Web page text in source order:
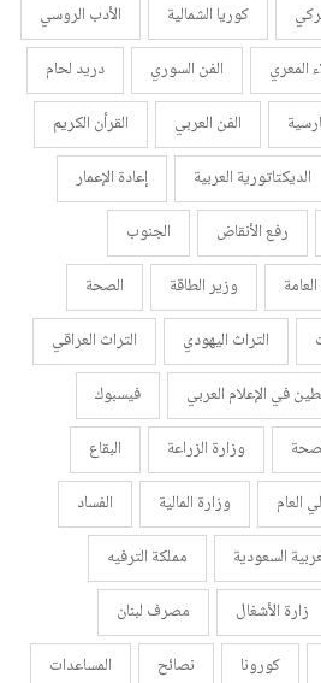
كوريا الشمالية
الأدب الروسي
المعري الفن السوري
دريد لحام
الفن العربي
القرأن الكريم
الديكتاتورية العربية
إعادة الإعمار
رفع الأنقاض
الجنوب
وزير الطاقة
الصحة
التراث اليهودي
التراث العراقي
في الإعلام العربي
فيسبوك
وزارة الزراعة
البقاع
العام وزارة المالية
الفساد
السعودية
مملكة الترفيه
زارة الأشغال
مصرف لبنان
كورونا نصائح
المساعدات